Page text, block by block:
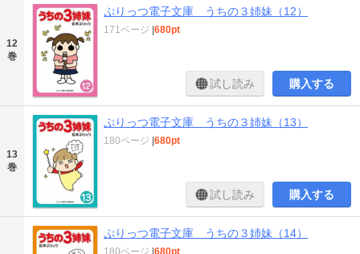
12
巻
ぷりっつ電子文庫 うちの３姉妹（12）
171ページ 680pt
試し読み 購入する
13
巻
ぷりっつ電子文庫 うちの３姉妹（13）
180ページ 680pt
試し読み 購入する
ぷりっつ電子文庫 うちの３姉妹（14）
180ページ 680pt